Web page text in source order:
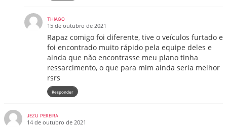
THIAGO
15 de outubro de 2021
Rapaz comigo foi diferente, tive o veículos furtado e
foi encontrado muito rápido pela equipe deles e
ainda que não encontrasse meu plano tinha
ressarcimento, o que para mim ainda seria melhor
rsrs
Responder
JEZU PEREIRA
14 de outubro de 2021